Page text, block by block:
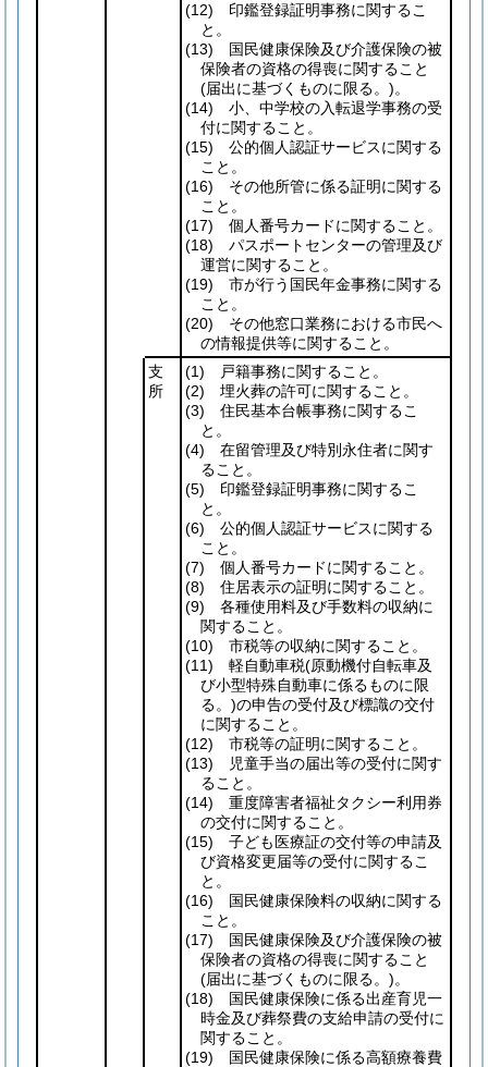
(12) 印鑑登録証明事務に関するこ
と。
(13) 国民健康保険及び介護保険の被
保険者の資格の得喪に関すること
(届出に基づくものに限る。)。
(14) 小、中学校の入転退学事務の受
付に関すること。
(15) 公的個人認証サービスに関する
こと。
(16) その他所管に係る証明に関する
こと。
(17) 個人番号カードに関すること。
(18) パスポートセンターの管理及び
運営に関すること。
(19) 市が行う国民年金事務に関する
こと。
(20) その他窓口業務における市民へ
の情報提供等に関すること。
支
所
(1) 戸籍事務に関すること。
(2) 埋火葬の許可に関すること。
(3) 住民基本台帳事務に関するこ
と。
(4) 在留管理及び特別永住者に関す
ること。
(5) 印鑑登録証明事務に関するこ
と。
(6) 公的個人認証サービスに関する
こと。
(7) 個人番号カードに関すること。
(8) 住居表示の証明に関すること。
(9) 各種使用料及び手数料の収納に
関すること。
(10) 市税等の収納に関すること。
(11) 軽自動車税(原動機付自転車及
び小型特殊自動車に係るものに限
る。)の申告の受付及び標識の交付
に関すること。
(12) 市税等の証明に関すること。
(13) 児童手当の届出等の受付に関す
ること。
(14) 重度障害者福祉タクシー利用券
の交付に関すること。
(15) 子ども医療証の交付等の申請及
び資格変更届等の受付に関するこ
と。
(16) 国民健康保険料の収納に関する
こと。
(17) 国民健康保険及び介護保険の被
保険者の資格の得喪に関すること
(届出に基づくものに限る。)。
(18) 国民健康保険に係る出産育児一
時金及び葬祭費の支給申請の受付に
関すること。
(19) 国民健康保険に係る高額療養費